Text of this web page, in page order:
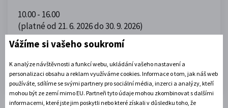
10.00 - 16.00
(platné od 21. 6. 2026 do 30. 9. 2026)
Zjistěte více
Vážíme si vašeho soukromí
K analýze návštěvnosti a funkcí webu, ukládání vašeho nastavení a
personalizaci obsahu a reklam využíváme cookies. Informace o tom, jak náš web
používáte, sdílíme se svými partnery pro sociální média, inzerci a analýzy, kteří
mohou být ze zemí mimo EU. Partneři tyto údaje mohou zkombinovat s dalšími
informacemi, které jste jim poskytli nebo které získali v důsledku toho, že